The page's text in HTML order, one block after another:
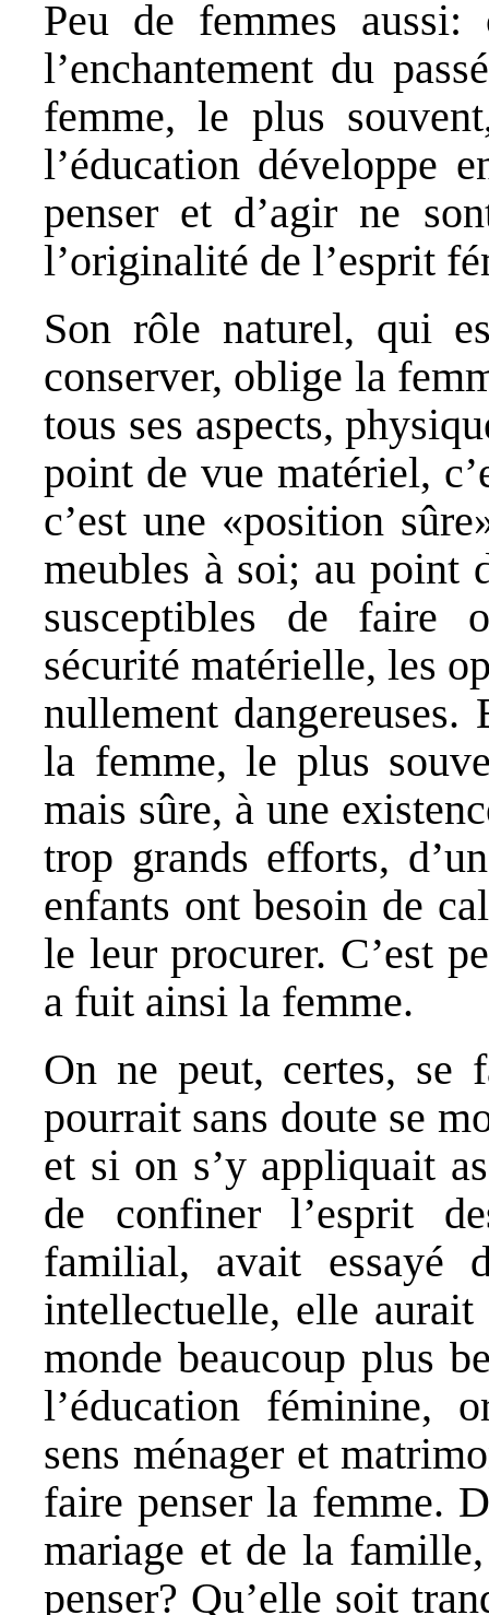
Peu de femmes
l’enchantement du
femme, le plus
l’éducation développe
penser et d’agir ne
l’originalité de l’esprit
Son rôle naturel, qui
conserver, oblige la
tous ses aspects,
point de vue matériel,
c’est une «position
meubles à soi; au point
susceptibles de faire
sécurité matérielle, les
nullement dangereuses.
la femme, le plus
mais sûre, à une
trop grands efforts,
enfants ont besoin de
le leur procurer. C’est
a fuit ainsi la femme.
On ne peut, certes, se
pourrait sans doute se
et si on s’y appliquait
de confiner l’esprit
familial, avait essayé
intellectuelle, elle
monde beaucoup plus
l’éducation féminine,
sens ménager et
faire penser la femme.
mariage et de la
penser? Qu’elle soit